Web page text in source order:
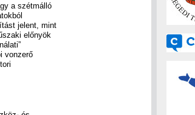
a szétmálló
jelent, mint
előnyök
vonzerő